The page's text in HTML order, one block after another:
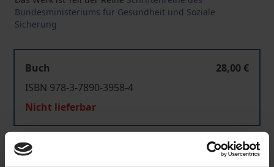
Bundesministeriums für Gesundheit und Soziale
Sicherung
Buch
28,00 €
ISBN 978-3-7890-3958-4
Nicht lieferbar